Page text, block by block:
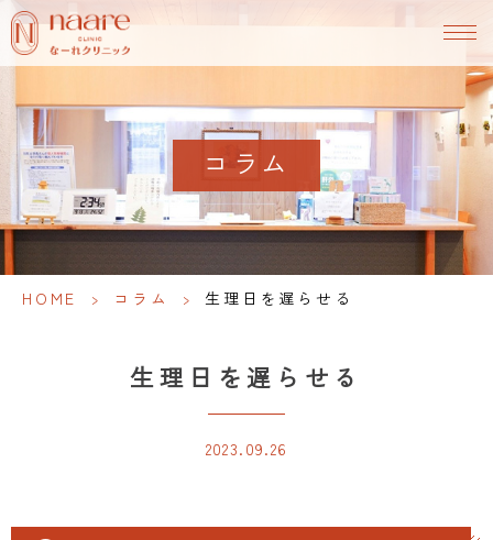
コラム
HOME > コラム > 生理日を遅らせる
生理日を遅らせる
2023.09.26